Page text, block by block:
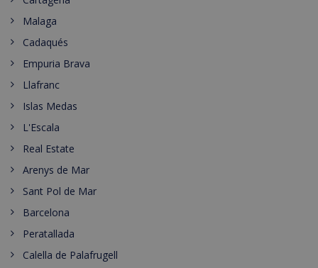
Malaga
Cadaqués
Empuria Brava
Llafranc
Islas Medas
L'Escala
Real Estate
Arenys de Mar
Sant Pol de Mar
Barcelona
Peratallada
Calella de Palafrugell